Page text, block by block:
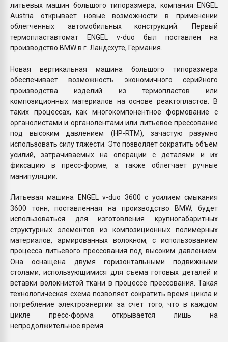
литьевых машин большого типоразмера, компания ENGEL
Austria открывает новые возможности в применении
облегченных автомобильных конструкций. Первый
термопластавтомат ENGEL v-duo был поставлен на
производство BMW в г. Ландсхуте, Германия.
Новая вертикальная машина большого типоразмера
обеспечивает возможность экономичного серийного
производства изделий из термопластов или
композиционных материалов на основе реактопластов. В
таких процессах, как многокомпонентное формование с
органолистами и органолентами или литьевое прессование
под высоким давлением (HP-RTM), зачастую разумно
использовать силу тяжести. Это позволяет сократить объем
усилий, затрачиваемых на операции с деталями и их
фиксацию в пресс-форме, а также облегчает ручные
манипуляции.
Литьевая машина ENGEL v-duo 3600 с усилием смыкания
3600 тонн, поставленная на производство BMW, будет
использоваться для изготовления крупногабаритных
структурных элементов из композиционных полимерных
материалов, армированных волокном, с использованием
процесса литьевого прессования под высоким давлением.
Она оснащена двумя горизонтальными подвижными
столами, использующимися для съема готовых деталей и
вставки волокнистой ткани в процессе прессования. Такая
технологическая схема позволяет сократить время цикла и
потребление электроэнергии за счет того, что в каждом
цикле пресс-форма открывается лишь на
непродолжительное время.